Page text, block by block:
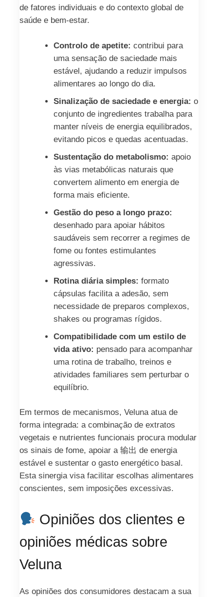
de fatores individuais e do contexto global de
saúde e bem‑estar.
Controlo de apetite: contribui para
uma sensação de saciedade mais
estável, ajudando a reduzir impulsos
alimentares ao longo do dia.
Sinalização de saciedade e energia: o
conjunto de ingredientes trabalha para
manter níveis de energia equilibrados,
evitando picos e quedas acentuadas.
Sustentação do metabolismo: apoio
às vias metabólicas naturais que
convertem alimento em energia de
forma mais eficiente.
Gestão do peso a longo prazo:
desenhado para apoiar hábitos
saudáveis sem recorrer a regimes de
fome ou fontes estimulantes
agressivas.
Rotina diária simples: formato
cápsulas facilita a adesão, sem
necessidade de preparos complexos,
shakes ou programas rígidos.
Compatibilidade com um estilo de
vida ativo: pensado para acompanhar
uma rotina de trabalho, treinos e
atividades familiares sem perturbar o
equilíbrio.
Em termos de mecanismos, Veluna atua de
forma integrada: a combinação de extratos
vegetais e nutrientes funcionais procura modular
os sinais de fome, apoiar a 输出 de energia
estável e sustentar o gasto energético basal.
Esta sinergia visa facilitar escolhas alimentares
conscientes, sem imposições excessivas.
Opiniões dos clientes e
opiniões médicas sobre
Veluna
As opiniões dos consumidores destacam a sua